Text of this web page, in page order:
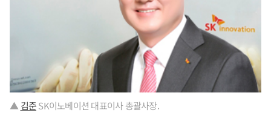
▲김준SK이노베이션 대표이사 총괄사장.